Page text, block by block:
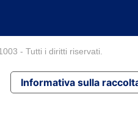
- Tutti i diritti riservati.
Informativa sulla